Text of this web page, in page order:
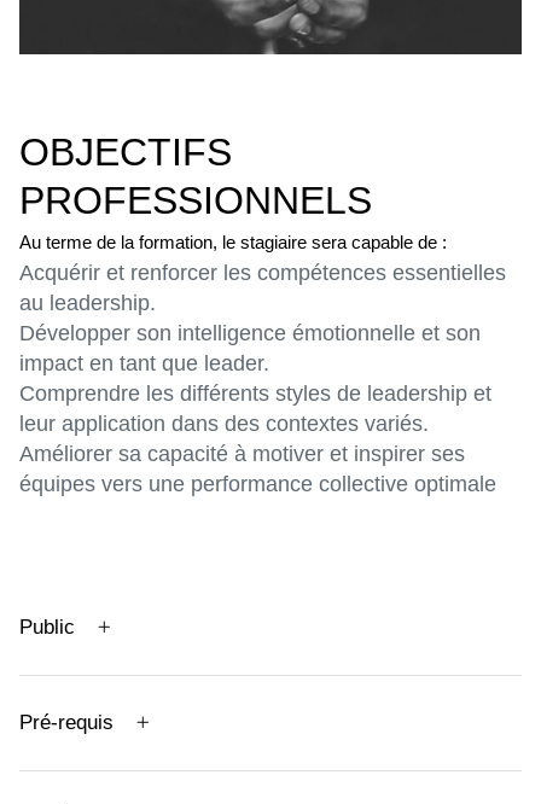
OBJECTIFS
PROFESSIONNELS
Au terme de la formation, le stagiaire sera capable de :
Acquérir et renforcer les compétences essentielles
au leadership.
Développer son intelligence émotionnelle et son
impact en tant que leader.
Comprendre les différents styles de leadership et
leur application dans des contextes variés.
Améliorer sa capacité à motiver et inspirer ses
équipes vers une performance collective optimale
Public
Pré-requis